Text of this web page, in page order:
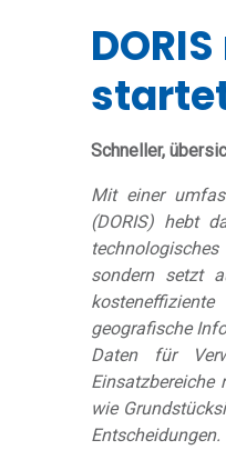
Schneller,
Mit einer
(DORIS) hebt
sondern setzt
geografische
Daten für
wie